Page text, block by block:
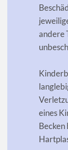
andere
eines
Becken